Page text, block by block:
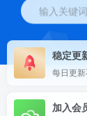
输入关键
稳定更
每日更
加入会